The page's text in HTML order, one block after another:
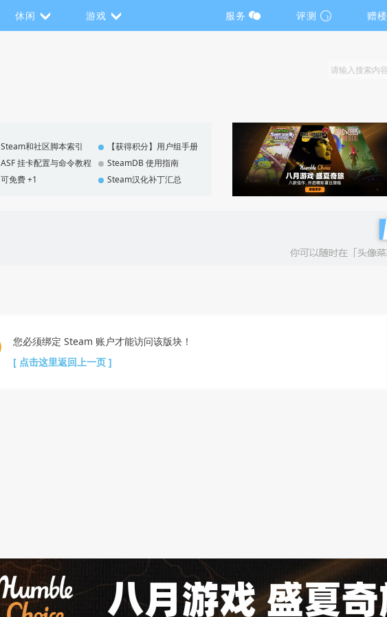
休闲 游戏 服务 评测 赠楼
Steam和社区脚本索引
【获得积分】用户组手册
ASF 挂卡配置与命令教程
SteamDB 使用指南
可免费 +1 Steam汉化补丁汇总
您必须绑定 Steam 账户才能访问该版块！
[ 点击这里返回上一页 ]